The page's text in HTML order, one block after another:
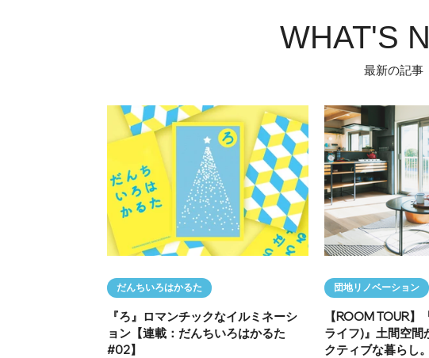
WHAT'S
最新の記事
『ろ』ロマンチックなイルミネーシ
ョン【連載：だんちいろはかるた
#02】
だんちいろはかるた
【ROOM TOUR
ライフ)』土間空間
クティブな暮らし。
団地リノベーション